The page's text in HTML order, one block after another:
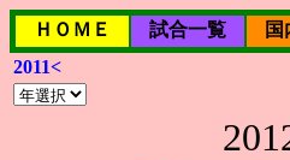
ＨＯＭＥ 試合一覧
2011<